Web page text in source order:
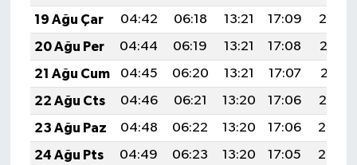
19 Ağu Çar
04:42 06:18 13:21 17:09
20:14
20 Ağu Per
04:44 06:19 13:21 17:08
20:13
21 Ağu Cum
04:45 06:20 13:21 17:07
20:11
22 Ağu Cts
04:46 06:21 13:20 17:06
20:10
23 Ağu Paz
04:48 06:22 13:20 17:06
20:08
24 Ağu Pts
04:49 06:23 13:20 17:05
20:06